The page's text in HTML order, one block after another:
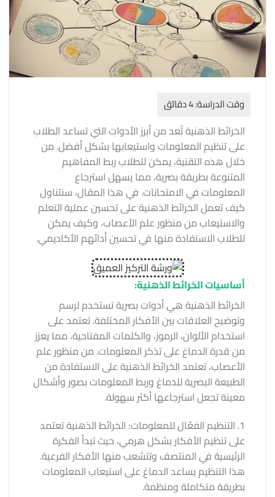
الخرائط الذهنية تُعد من أبرز الأدوات التي تساعد الطلاب
على تنظيم المعلومات واستيعابها بشكل أفضل. من
خلال هذه التقنية، يمكن للطلاب ربط المفاهيم
المتنوعة بطريقة بصرية، مما يسهل استرجاع
المعلومات في الامتحانات. في هذا المقال، سنتناول
كيف تعمل الخرائط الذهنية على تحسين عملية التعلم
والاستيعاب من منظور علم الأعصاب، وكيف يمكن
للطلاب الاستفادة منها في تحسين أدائهم الأكاديمي.
أساسيات الخرائط الذهنية:
الخرائط الذهنية هي أدوات بصرية تستخدم لرسم
وتوضيح العلاقات بين الأفكار المختلفة. تعتمد على
استخدام الألوان، الرموز، والكلمات المفتاحية، مما يعزز
من قدرة الدماغ على تذكر المعلومات. من منظور علم
الأعصاب، تعتمد الخرائط الذهنية على الاستفادة من
الطبيعة البصرية للدماغ وربط المعلومات بصور وأشكال
معينة تجعل استرجاعها أكثر سهولة.
1. التنظيم الفعّال للمعلومات: الخرائط الذهنية تعتمد
على تنظيم الأفكار بشكل هرمي، حيث تبدأ الفكرة
الرئيسية في المنتصف وتتشعب منها الأفكار الفرعية.
هذا التنظيم يساعد الدماغ على استيعاب المعلومات
بطريقة متكاملة ومنظمة.